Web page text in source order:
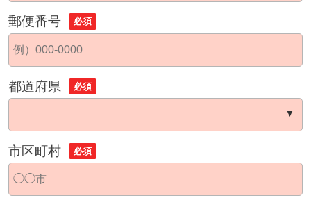
郵便番号 必須
都道府県 必須
市区町村 必須